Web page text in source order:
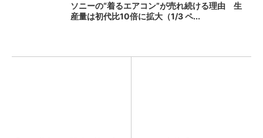
ソニーの“着るエアコン”が売れ続ける理由 生
産量は初代比10倍に拡大（1/3 ペ...